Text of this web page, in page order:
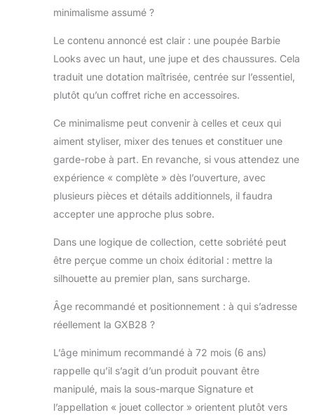
minimalisme assumé ?
Le contenu annoncé est clair : une poupée Barbie
Looks avec un haut, une jupe et des chaussures. Cela
traduit une dotation maîtrisée, centrée sur l’essentiel,
plutôt qu’un coffret riche en accessoires.
Ce minimalisme peut convenir à celles et ceux qui
aiment styliser, mixer des tenues et constituer une
garde-robe à part. En revanche, si vous attendez une
expérience « complète » dès l’ouverture, avec
plusieurs pièces et détails additionnels, il faudra
accepter une approche plus sobre.
Dans une logique de collection, cette sobriété peut
être perçue comme un choix éditorial : mettre la
silhouette au premier plan, sans surcharge.
Âge recommandé et positionnement : à qui s’adresse
réellement la GXB28 ?
L’âge minimum recommandé à 72 mois (6 ans)
rappelle qu’il s’agit d’un produit pouvant être
manipulé, mais la sous-marque Signature et
l’appellation « jouet collector » orientent plutôt vers